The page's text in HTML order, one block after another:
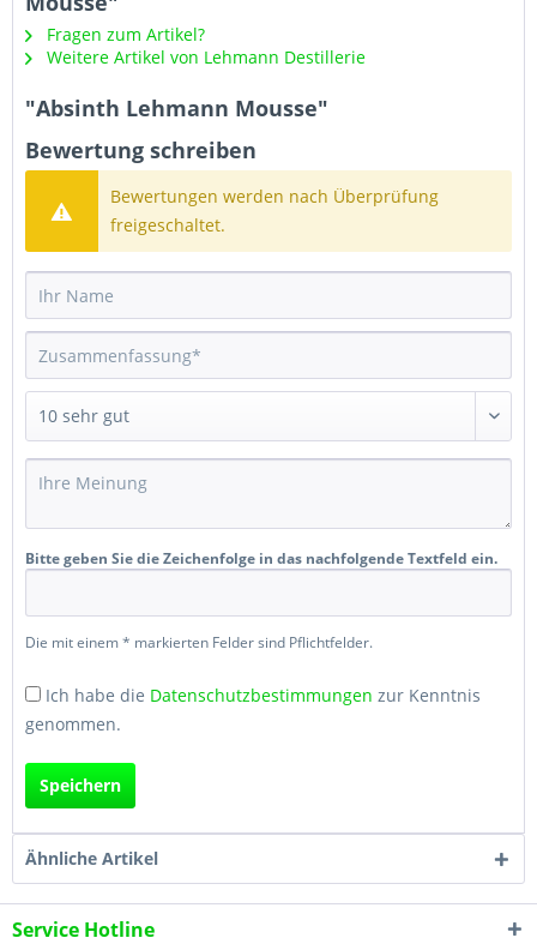
Fragen zum Artikel?
Weitere Artikel von Lehmann Destillerie
"Absinth Lehmann Mousse"
Bewertung schreiben
Bewertungen werden nach Überprüfung
freigeschaltet.
Bitte geben Sie die Zeichenfolge in das nachfolgende Textfeld ein.
Die mit einem * markierten Felder sind Pflichtfelder.
Ich habe die Datenschutzbestimmungen zur Kenntnis
genommen.
Speichern
Ähnliche Artikel
Service Hotline